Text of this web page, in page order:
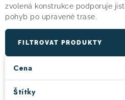
OBLEČENÍ A BOTY
DOPLŇKY
zvolená konstrukce podporuje
pohyb po upravené trase.
FILTROVAT PRODUKTY
Cena
Štítky